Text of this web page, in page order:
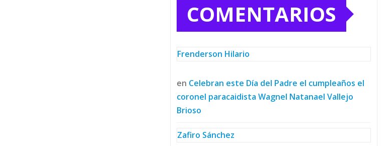
COMENTARIOS
Frenderson Hilario
en Celebran este Día del Padre el cumpleaños el
coronel paracaidista Wagnel Natanael Vallejo
Brioso
Zafiro Sánchez